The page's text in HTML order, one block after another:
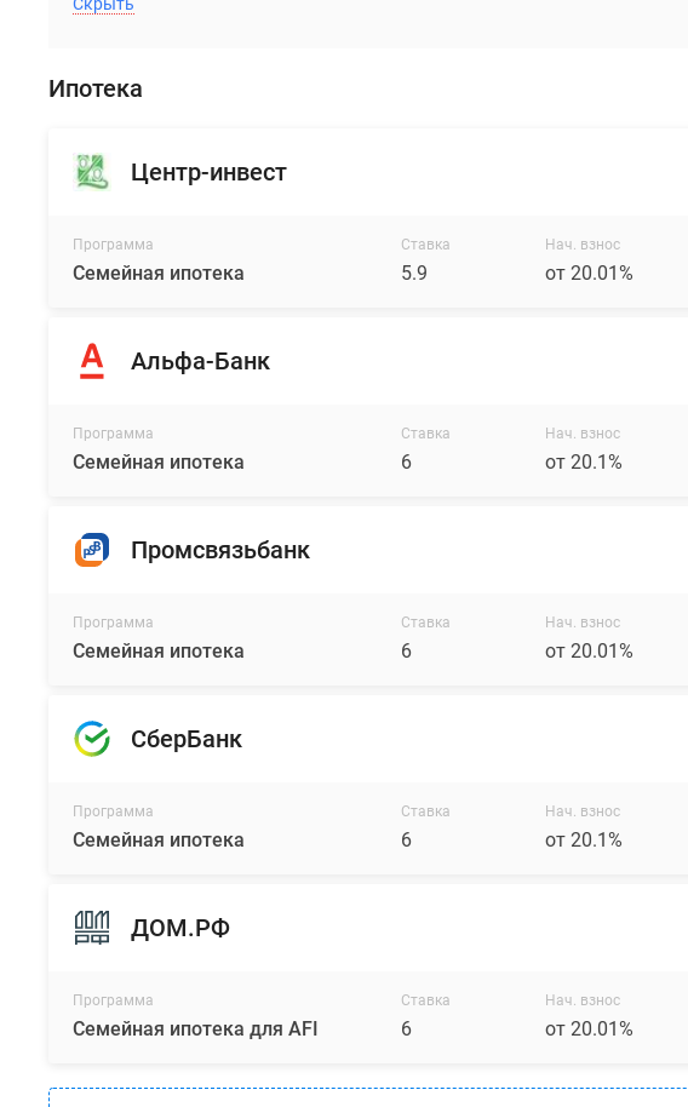
Ипотека
Центр-инвест
Программа
Семейная ипотека
Ставка
5.9
Нач. взнос
от 20.01%
Альфа-Банк
Программа
Семейная ипотека
Ставка
6
Нач. взнос
от 20.1%
Промсвязьбанк
Программа
Семейная ипотека
Ставка
6
Нач. взнос
от 20.01%
СберБанк
Программа
Семейная ипотека
Ставка
6
Нач. взнос
от 20.1%
ДОМ.РФ
Программа
Семейная ипотека для AFI
Ставка
6
Нач. взнос
от 20.01%